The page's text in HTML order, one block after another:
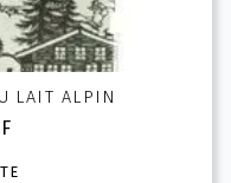
LAIT ALPIN